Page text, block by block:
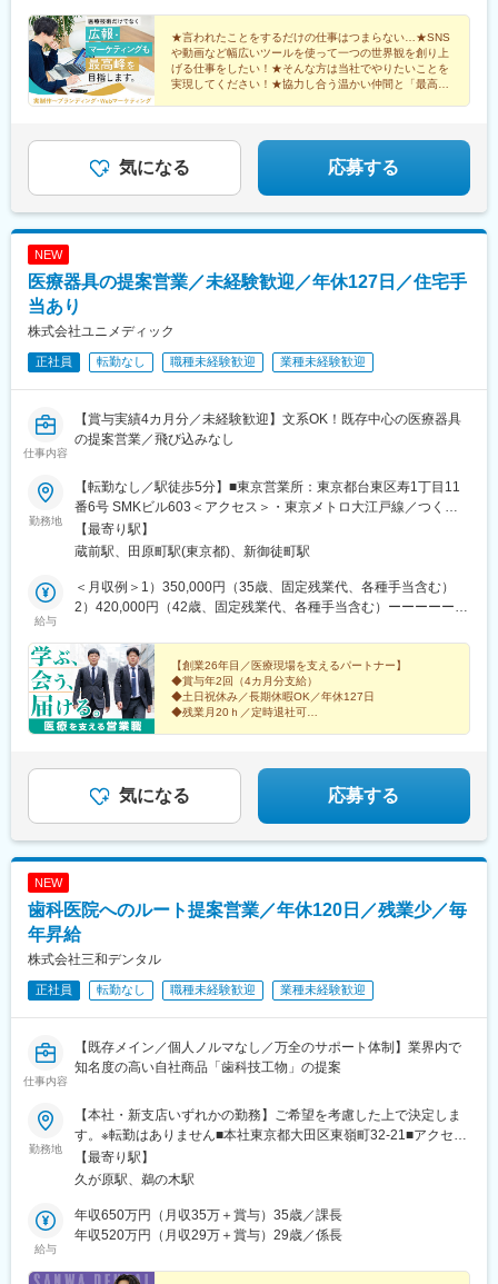
期間中も給与は同じです。
★言われたことをするだけの仕事はつまらない…★SNS
や動画など幅広いツールを使って一つの世界観を創り上
げる仕事をしたい！★そんな方は当社でやりたいことを
実現してください！★協力し合う温かい仲間と「最高峰
気になる 応募する
NEW
医療器具の提案営業／未経験歓迎／年休127日／住宅手
当あり
株式会社ユニメディック
正社員 転勤なし 職種未経験歓迎 業種未経験歓迎
仕事内容
【賞与実績4カ月分／未経験歓迎】文系OK！既存中心の医療器具
の提案営業／飛び込みなし
勤務地
【転勤なし／駅徒歩5分】■東京営業所：東京都台東区寿1丁目11
番6号 SMKビル603＜アクセス＞・東京メトロ大江戸線／つくば
エクスプレス「新御徒町」より徒歩5分・東京メトロ銀座線「田原
町」より徒歩5分※受動喫煙対策：あり※東京営業所は、主に関
ます。営業所から遠方まで直接クルマで行くことは基本的にあり
ません。飛行機・新幹線や公共交通機関路利用し、最寄駅からレ
転することはなく、体力的にキツイなんてことはありません。
【最寄り駅】
蔵前駅、田原町駅(東京都)、新御徒町駅
給与
＜月収例＞1）350,000円（35歳、固定残業代、各種手当含む）
2）420,000円（42歳、固定残業代、各種手当含む）ーーーーーー
固定残業代は、時間外労働の有無に関わらず45時間分を、月
69,100円以上支給します。※上記を超える時間外労働分は追加で
支給します。※経験・能力を優遇のうえ、当社規定により優遇しま
す。【各種手当】・役職手当 ※役職により9階級・家族手当：配
偶者22,000円／月、子女1人につき：11,000円／月 ※第2子まで
通勤手当：公共交通機関の3カ月定期相当額※試用期間中は各種手
当が支給対象外となります。※試用期間中の通勤手当に関しては、
月ごとの実費精算となります。
【創業26年目／医療現場を支えるパートナー】
◆賞与年2回（4カ月分支給）
◆土日祝休み／長期休暇OK／年休127日
◆残業月20ｈ／定時退社可
気になる 応募する
NEW
歯科医院へのルート提案営業／年休120日／残業少／毎
年昇給
株式会社三和デンタル
正社員 転勤なし 職種未経験歓迎 業種未経験歓迎
仕事内容
【既存メイン／個人ノルマなし／万全のサポート体制】業界内で
知名度の高い自社商品「歯科技工物」の提案
勤務地
【本社・新支店いずれかの勤務】ご希望を考慮した上で決定しま
す。※転勤はありません■本社東京都大田区東嶺町32-21■アクセス
東急電鉄池上線 久が原駅徒歩5分★新支店開業予定★立川・多摩
エリア、横浜市エリアの支店予定※営業先への直行直帰もOK※U・I
【最寄り駅】
久が原駅、鵜の木駅
給与
年収650万円（月収35万＋賞与）35歳／課長
年収520万円（月収29万＋賞与）29歳／係長